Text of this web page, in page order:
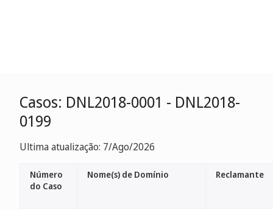
Casos: DNL2018-0001 - DNL2018-
0199
Ultima atualização: 7/Ago/2026
Número
do Caso
Nome(s) de Domínio Reclamante